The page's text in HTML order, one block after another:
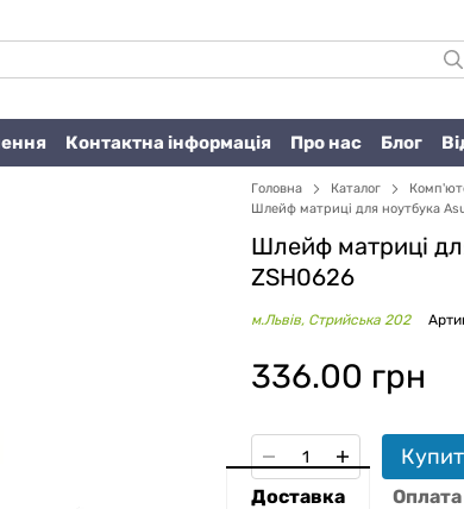
Контактна інформація Про нас Блог
Головна Каталог
Шлейф матриці для ноутбука
Шлейф матриці
ZSH0626
м.Львів, Стрийська 202
336.00 грн
Доставка Оплата